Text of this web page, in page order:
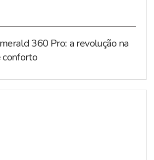
360 Pro: a revolução na
conforto